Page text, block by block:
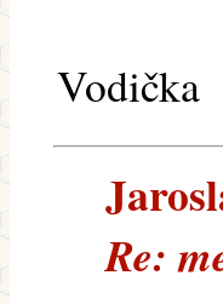
Vodička
Re: